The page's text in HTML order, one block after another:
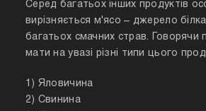
Серед багатьох інших продуктів
вирізняється м'ясо – джерело
багатьох смачних страв. Говорячи
мати на увазі різні типи цього
1) Яловичина
2) Свинина